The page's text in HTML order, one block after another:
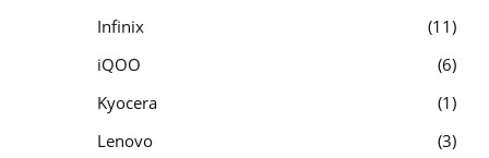
Infinix
11
iQOO
6
Kyocera
1
Lenovo
3